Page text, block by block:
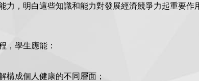
力，明白這些知識和能力對發展經濟競爭力起重要作
，學生應能：
構成個人健康的不同層面；